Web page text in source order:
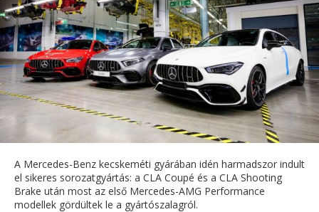
A Mercedes-Benz kecskeméti gyárában idén harmadszor indult
el sikeres sorozatgyártás: a CLA Coupé és a CLA Shooting
Brake után most az első Mercedes-AMG Performance
modellek gördültek le a gyártószalagról.